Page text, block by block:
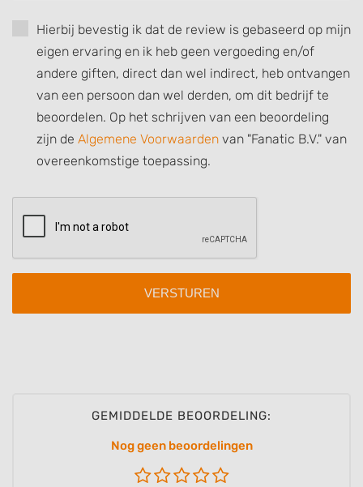
Hierbij bevestig ik dat de review is gebaseerd op mijn
eigen ervaring en ik heb geen vergoeding en/of
andere giften, direct dan wel indirect, heb ontvangen
van een persoon dan wel derden, om dit bedrijf te
beoordelen. Op het schrijven van een beoordeling
zijn de Algemene Voorwaarden van "Fanatic B.V." van
overeenkomstige toepassing.
GEMIDDELDE BEOORDELING:
Nog geen beoordelingen
Identify devices based on information
actively requested
Non-IAB processing purposes:
Necessary
Performance
Advertising